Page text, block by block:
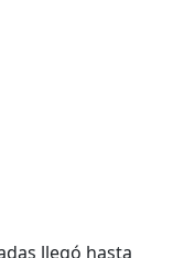
llegó hasta